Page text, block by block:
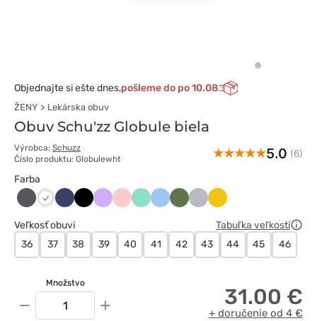
Objednajte si ešte dnes,pošleme do po 10.08
ŽENY Lekárska obuv
Obuv Schu'zz Globule biela
Výrobca: Schuzz
Číslo produktu: Globulewht
5.0 (6)
Farba
Antracytowy
Biały CiemnyCzarnyLawendowy
Łososiowy
MiętowyNiebieskiOliwkowyPopielaty
Żółty
Veľkosť obuvi
Tabuľka veľkostí
36
37 38 39 40 41 42 43 44 45 46
Množstvo
− + 31.00 €
+ doručenie od 4 €